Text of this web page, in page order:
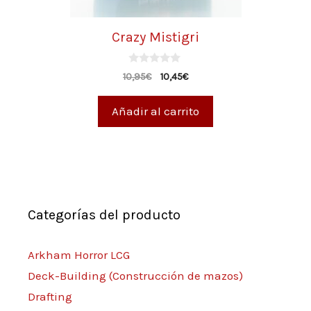
Crazy Mistigri
0
d
10,95€ 10,45€
Añadir al carrito
Categorías del producto
Arkham Horror LCG
Deck-Building (Construcción de mazos)
Drafting